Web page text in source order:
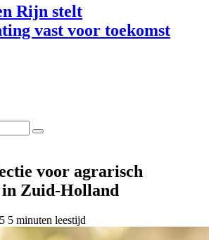
Rijn stelt
vast voor toekomst
voor agrarisch
Zuid-Holland
5 minuten leestijd